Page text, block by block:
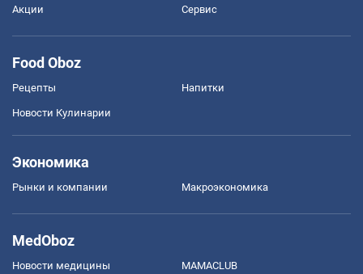
Акции Сервис
Food Oboz
Рецепты Напитки
Новости Кулинарии
Экономика
Рынки и компании Mакроэкономика
MedOboz
Новости медицины MAMACLUB